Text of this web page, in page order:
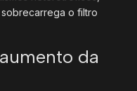
o filtro
da